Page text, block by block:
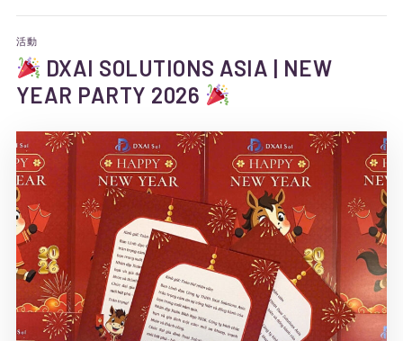
活動
DXAI SOLUTIONS ASIA | NEW
YEAR PARTY 2026